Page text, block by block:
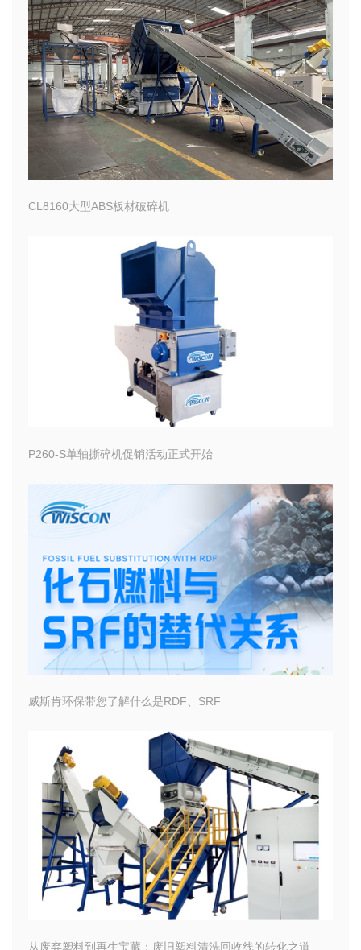
CL8160大型ABS板材破碎机
P260-S单轴撕碎机促销活动正式开始
威斯肯环保带您了解什么是RDF、SRF
从废弃塑料到再生宝藏：废旧塑料清洗回收线的转化之道